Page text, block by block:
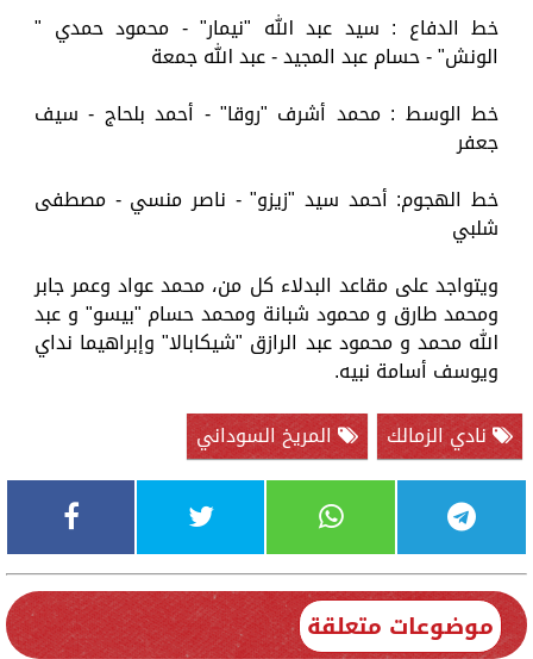
خط الدفاع : سيد عبد الله "نيمار" - محمود حمدي "
الونش" - حسام عبد المجيد - عبد الله جمعة
خط الوسط : محمد أشرف "روقا" - أحمد بلحاج - سيف
جعفر
خط الهجوم: أحمد سيد "زيزو" - ناصر منسي - مصطفى
شلبي
ويتواجد على مقاعد البدلاء كل من، محمد عواد وعمر جابر
ومحمد طارق و محمود شبانة ومحمد حسام "بيسو" و عبد
الله محمد و محمود عبد الرازق "شيكابالا" وإبراهيما نداي
ويوسف أسامة نبيه.
نادي الزمالك
المريخ السوداني
موضوعات متعلقة